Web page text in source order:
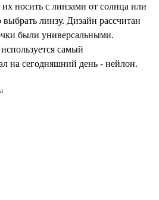
носить с линзами от солнца или
выбрать линзу. Дизайн рассчитан
были универсальными.
самый
на сегодняшний день - нейлон.